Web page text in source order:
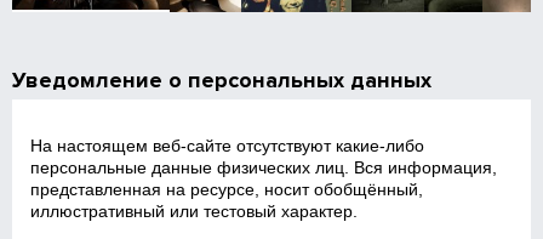
Уведомление о персональных данных
На настоящем веб‑сайте отсутствуют какие‑либо
персональные данные физических лиц. Вся информация,
представленная на ресурсе, носит обобщённый,
иллюстративный или тестовый характер.